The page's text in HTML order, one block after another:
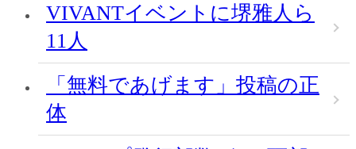
VIVANTイベントに堺雅人ら
11人
「無料であげます」投稿の正
体